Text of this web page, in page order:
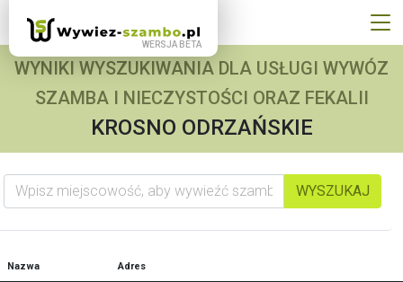
WYNIKI WYSZUKIWANIA DLA USŁUGI WYWÓZ
SZAMBA I NIECZYSTOŚCI ORAZ FEKALII
KROSNO ODRZAŃSKIE
Wpisz miejscowość, aby wywieźć szambo
WYSZUKAJ
Nazwa Adres